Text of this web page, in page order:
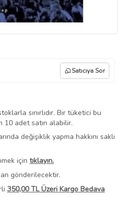
Satıcıya Sor
sınırlıdır. Bir tüketici bu
10 adet satın alabilir.
değişiklik yapma hakkını saklı
için tıklayın.
gönderilecektir.
350,00 TL Üzeri Kargo Bedava